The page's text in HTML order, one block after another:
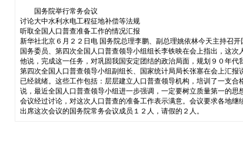
国务院举行常务会议
讨论大中水利水电工程征地补偿等法规
听取全国人口普查准备工作的情况汇报
新华社北京６月２２日电 国务院总理李鹏、副总理姚依林今天主持召
国务委员、第四次全国人口普查领导小组组长李铁映在会上指出，这
他说，完成这一任务，对巩固我国安定团结的政治局面，规划９０年代
第四次全国人口普查领导小组副组长、国家统计局局长张塞在会上汇
已经就绪。这些工作包括：层层建立人口普查领导机构，培训了一支
说，最近全国人口普查领导小组进一步强调，一定要树立质量第一的思
会议经过讨论，对这次人口普查的准备工作表示满意。会议要求各地
出席这次会议的国务院常务会议成员１２人，请假的２人。